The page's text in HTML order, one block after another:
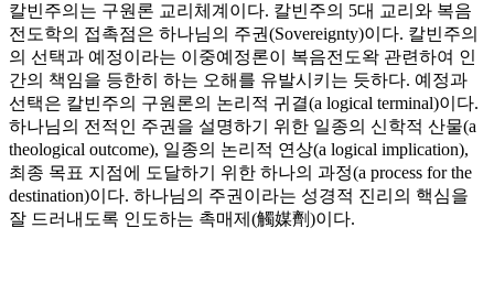
칼빈주의는 구원론 교리체계이다. 칼빈주의 5대 교리와 복음
전도학의 접촉점은 하나님의 주권(Sovereignty)이다. 칼빈주의
의 선택과 예정이라는 이중예정론이 복음전도왁 관련하여 인
간의 책임을 등한히 하는 오해를 유발시키는 듯하다. 예정과
선택은 칼빈주의 구원론의 논리적 귀결(a logical terminal)이다.
하나님의 전적인 주권을 설명하기 위한 일종의 신학적 산물(a
theological outcome), 일종의 논리적 연상(a logical implication),
최종 목표 지점에 도달하기 위한 하나의 과정(a process for the
destination)이다. 하나님의 주권이라는 성경적 진리의 핵심을
잘 드러내도록 인도하는 촉매제 (觸媒劑)이다.